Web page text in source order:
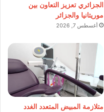
الجزائري تعزيز التعاون بين
موريتانيا والجزائر
أغسطس 7, 2026
متلازمة المبيض المتعدد الغدد